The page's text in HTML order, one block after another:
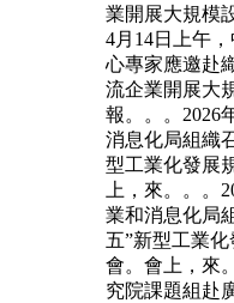
業開展大規模
4月14日上午
心專家應邀赴
流企業開展大
報。。。2026
消息化局組織
型工業化發展
上，來。。。
業和消息化局
五”新型工業
會。會上，來
究院課題組赴